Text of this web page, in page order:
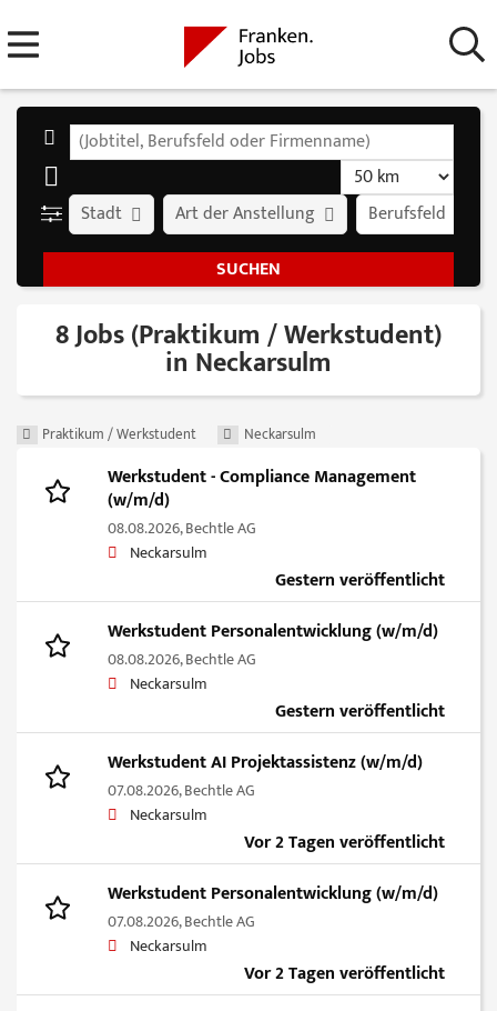
Stadt Art der Anstellung Berufsfeld
8 Jobs (Praktikum / Werkstudent)
in Neckarsulm
Praktikum / Werkstudent Neckarsulm
Werkstudent - Compliance Management
(w/m/d)
08.08.2026,Bechtle AG
Neckarsulm
Gestern veröffentlicht
Werkstudent Personalentwicklung (w/m/d)
08.08.2026,Bechtle AG
Neckarsulm
Gestern veröffentlicht
Werkstudent AI Projektassistenz (w/m/d)
07.08.2026,Bechtle AG
Neckarsulm
Vor 2 Tagen veröffentlicht
Werkstudent Personalentwicklung (w/m/d)
07.08.2026,Bechtle AG
Neckarsulm
Vor 2 Tagen veröffentlicht